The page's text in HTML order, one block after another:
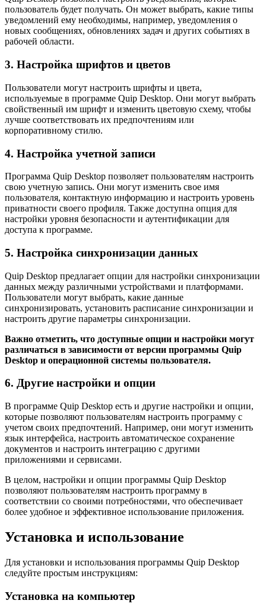
пользователь будет получать. Он может выбрать, какие типы
уведомлений ему необходимы, например, уведомления о
новых сообщениях, обновлениях задач и других событиях в
рабочей области.
3. Настройка шрифтов и цветов
Пользователи могут настроить шрифты и цвета,
используемые в программе Quip Desktop. Они могут выбрать
свойственный им шрифт и изменить цветовую схему, чтобы
лучше соответствовать их предпочтениям или
корпоративному стилю.
4. Настройка учетной записи
Программа Quip Desktop позволяет пользователям настроить
свою учетную запись. Они могут изменить свое имя
пользователя, контактную информацию и настроить уровень
приватности своего профиля. Также доступна опция для
настройки уровня безопасности и аутентификации для
доступа к программе.
5. Настройка синхронизации данных
Quip Desktop предлагает опции для настройки синхронизации
данных между различными устройствами и платформами.
Пользователи могут выбрать, какие данные
синхронизировать, установить расписание синхронизации и
настроить другие параметры синхронизации.
Важно отметить, что доступные опции и настройки могут
различаться в зависимости от версии программы Quip
Desktop и операционной системы пользователя.
6. Другие настройки и опции
В программе Quip Desktop есть и другие настройки и опции,
которые позволяют пользователям настроить программу с
учетом своих предпочтений. Например, они могут изменить
язык интерфейса, настроить автоматическое сохранение
документов и настроить интеграцию с другими
приложениями и сервисами.
В целом, настройки и опции программы Quip Desktop
позволяют пользователям настроить программу в
соответствии со своими потребностями, что обеспечивает
более удобное и эффективное использование приложения.
Установка и использование
Для установки и использования программы Quip Desktop
следуйте простым инструкциям:
Установка на компьютер